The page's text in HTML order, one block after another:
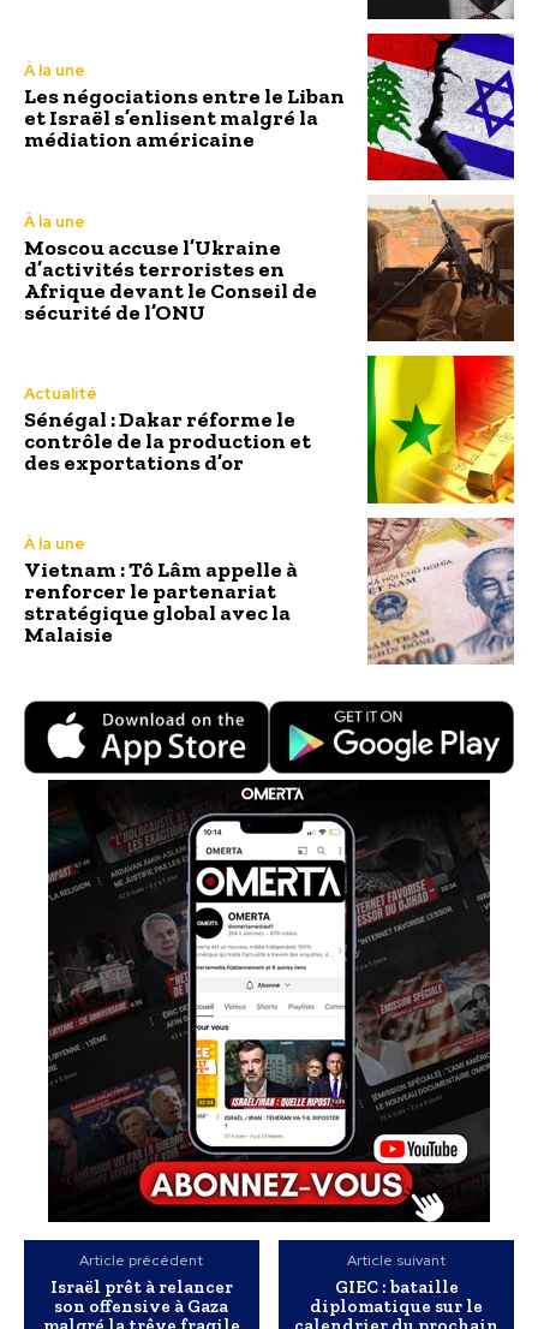
À la une
Les négociations entre le Liban
et Israël s’enlisent malgré la
médiation américaine
À la une
Moscou accuse l’Ukraine
d’activités terroristes en
Afrique devant le Conseil de
sécurité de l’ONU
Actualité
Sénégal : Dakar réforme le
contrôle de la production et
des exportations d’or
À la une
Vietnam : Tô Lâm appelle à
renforcer le partenariat
stratégique global avec la
Malaisie
Article précédent
Israël prêt à relancer
son offensive à Gaza
Article suivant
GIEC : bataille
diplomatique sur le